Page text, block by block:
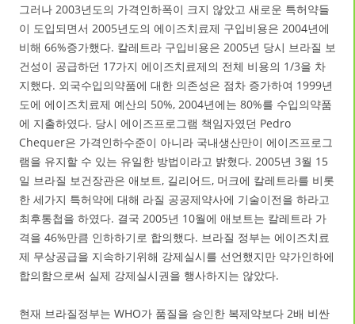
그러나 2003년도의 가격인하폭이 크지 않았고 새로운 특허약들
이 도입되면서 2005년도의 에이즈치료제 구입비용은 2004년에
비해 66%증가했다. 칼레트라 구입비용은 2005년 당시 브라질 보
건성이 공급하던 17가지 에이즈치료제의 전체 비용의 1/3을 차
지했다. 외국수입의약품에 대한 의존성은 점차 증가하여 1999년
도에 에이즈치료제 예산의 50%, 2004년에는 80%를 수입의약품
에 지출하였다. 당시 에이즈프로그램 책임자였던 Pedro
Chequer은 가격인하수준이 아니라 국내생산만이 에이즈프로그
램을 유지할 수 있는 유일한 방법이라고 밝혔다. 2005년 3월 15
일 브라질 보건장관은 애보트, 길리어드, 머크에 칼레트라를 비롯
한 세가지 특허약에 대해 라질 공공제약사에 기술이전을 하라고
최후통첩을 하였다. 결국 2005년 10월에 애보트는 칼레트라 가
격을 46%만큼 인하하기로 합의했다. 브라질 정부는 에이즈치료
제 무상공급을 지속하기위해 강제실시를 선언했지만 약가인하에
합의함으로써 실제 강제실시권을 행사하지는 않았다.
현재 브라질정부는 WHO가 품질을 승인한 복제약보다 2배 비싼